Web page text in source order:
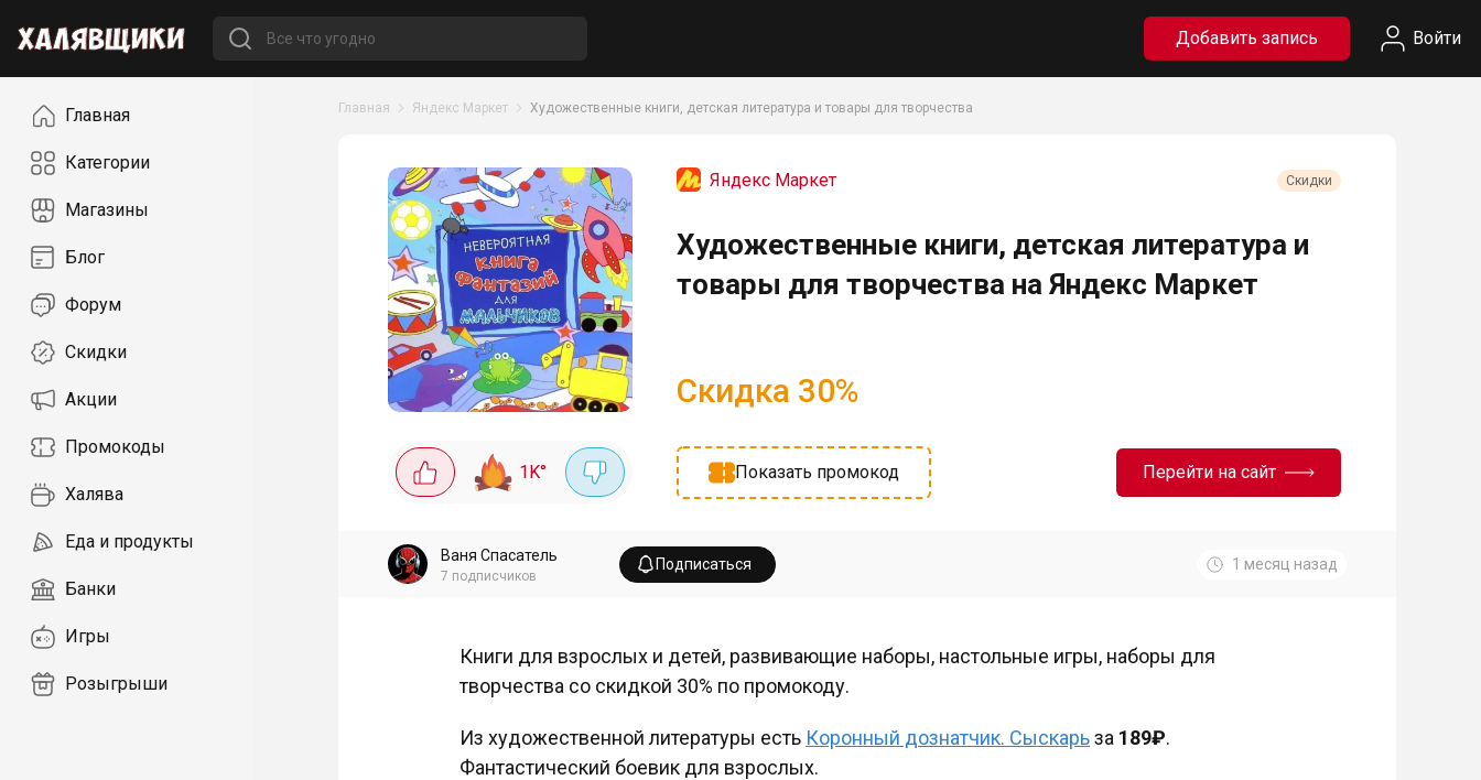
Добавить запись Войти
НавигацияГлавная
Категории
Магазины
Блог
Форум
Скидки
Акции
Промокоды
Халява
Еда и продукты
Банки
Игры
Розыгрыши
Главная Яндекс Маркет Художественные книги, детская литература и товары для творчества
Яндекс Маркет Скидки
Художественные книги, детская литература и
товары для творчества на Яндекс Маркет
Скидка 30%
1K° Показать промокод Перейти на сайт
Ваня Спасатель
7 подписчиков
Подписаться 1 месяц назад
Книги для взрослых и детей, развивающие наборы, настольные игры, наборы для
творчества со скидкой 30% по промокоду.
Из художественной литературы есть Коронный дознатчик. Сыскарьза 189₽.
Фантастический боевик для взрослых.